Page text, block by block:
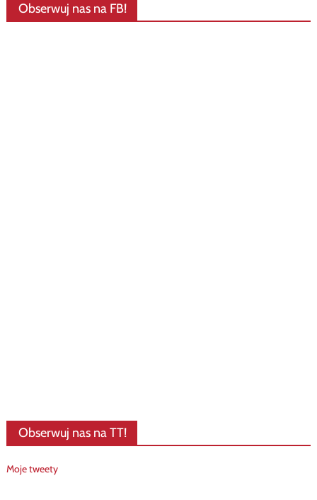
Obserwuj nas na FB!
Obserwuj nas na TT!
Moje tweety